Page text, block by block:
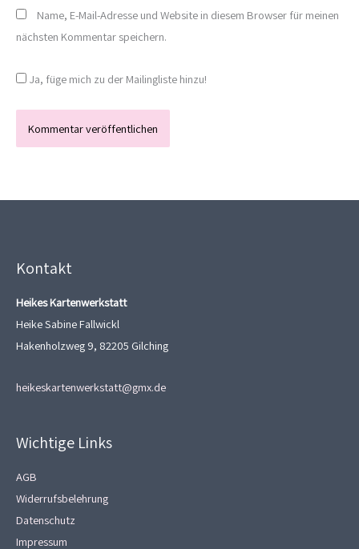
Name, E-Mail-Adresse und Website in diesem Browser für meinen
nächsten Kommentar speichern.
Ja, füge mich zu der Mailingliste hinzu!
Kontakt
Heikes Kartenwerkstatt
Heike Sabine Fallwickl
Hakenholzweg 9, 82205 Gilching
heikeskartenwerkstatt@gmx.de
Wichtige Links
AGB
Widerrufsbelehrung
Datenschutz
Impressum